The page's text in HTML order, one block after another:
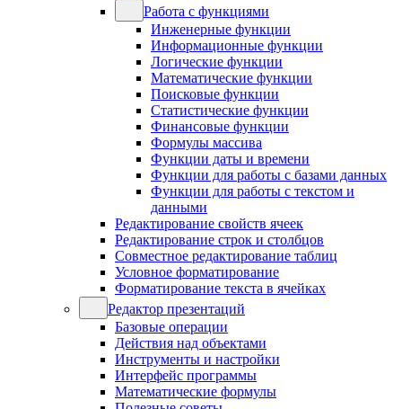
Работа с функциями
Инженерные функции
Информационные функции
Логические функции
Математические функции
Поисковые функции
Статистические функции
Финансовые функции
Формулы массива
Функции даты и времени
Функции для работы с базами данных
Функции для работы с текстом и
данными
Редактирование свойств ячеек
Редактирование строк и столбцов
Совместное редактирование таблиц
Условное форматирование
Форматирование текста в ячейках
Редактор презентаций
Базовые операции
Действия над объектами
Инструменты и настройки
Интерфейс программы
Математические формулы